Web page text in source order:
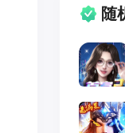
随